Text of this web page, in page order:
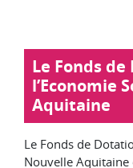
Le Fonds
l’Economie
Aquitaine
Le Fonds de
Nouvelle Aquitaine